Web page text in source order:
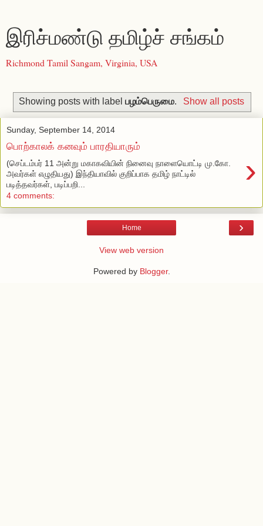
இரிச்மண்டு தமிழ்ச் சங்கம்
Richmond Tamil Sangam, Virginia, USA
Showing posts with labelபழம்பெருமை. Show all posts
Sunday, September 14, 2014
பொற்காலக் கனவும் பாரதியாரும்
›
(செப்டம்பர் 11 அன்று மகாகவியின் நினைவு நாளையொட்டி மு.கோ.
அவர்கள் எழுதியது) இந்தியாவில் குறிப்பாக தமிழ் நாட்டில்
படித்தவர்கள், படிப்பறி...
4 comments:
›
Home
View web version
Powered by Blogger.